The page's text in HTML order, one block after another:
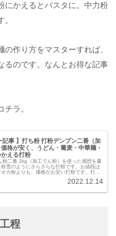
にかえるとパスタに。中力粉
作り方をマスターすれば、
るのです。なんとお得な記事
ラ。
記事 】打ち粉 打粉デンプン二番（加
格が安く、うどん・蕎麦・中華麺・
える打粉
粉二番 2kg（加工でん粉）を使った感想を書
雪のようにさらさらな打粉です。お値段は
オカ粉よりも、価格がお安い打粉です。打粉
打ち粉できます。そして、麺どおしがくっつ
2022.12.14
程